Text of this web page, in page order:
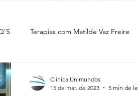
Terapias com Matilde Vaz Freire
Clínica Unimundos
15 de mar. de 2023
5 min de